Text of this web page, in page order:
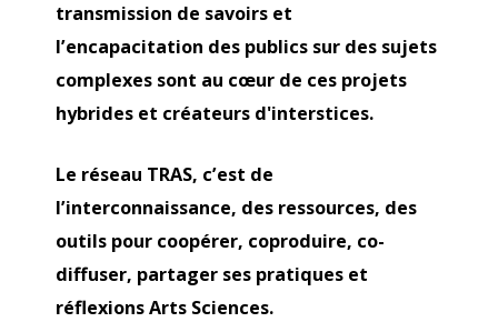
transmission de savoirs et
l’encapacitation des publics sur des sujets
complexes sont au cœur de ces projets
hybrides et créateurs d'interstices.
Le réseau TRAS, c’est de
l’interconnaissance, des ressources, des
outils pour coopérer, coproduire, co-
diffuser, partager ses pratiques et
réflexions Arts Sciences.